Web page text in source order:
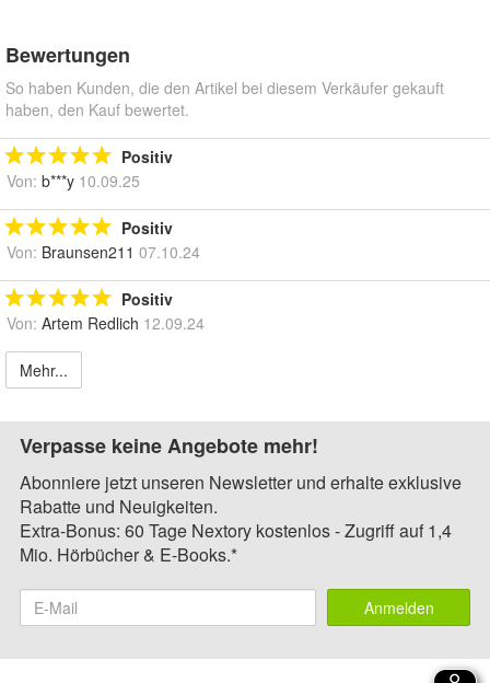
Bewertungen
So haben Kunden, die den Artikel bei diesem Verkäufer gekauft
haben, den Kauf bewertet.
Positiv
Von: b***y 10.09.25
Positiv
Von: Braunsen211 07.10.24
Positiv
Von: Artem Redlich 12.09.24
Mehr...
Verpasse keine Angebote mehr!
Abonniere jetzt unseren Newsletter und erhalte exklusive
Rabatte und Neuigkeiten.
Extra-Bonus: 60 Tage Nextory kostenlos - Zugriff auf 1,4
Mio. Hörbücher & E-Books.*
Anmelden